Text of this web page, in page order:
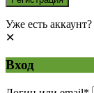
Уже есть аккаунт?
Вход